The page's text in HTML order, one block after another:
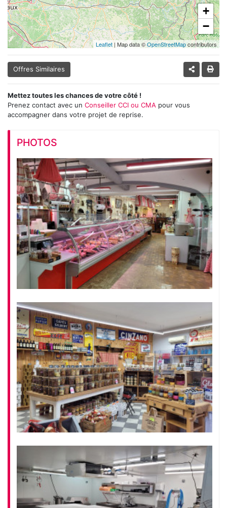
+
−
Leaflet | Map data ©OpenStreetMapcontributors
Offres Similaires
Mettez toutes les chances de votre côté !
Prenez contact avec un Conseiller CCI ou CMA pour vous
accompagner dans votre projet de reprise.
PHOTOS